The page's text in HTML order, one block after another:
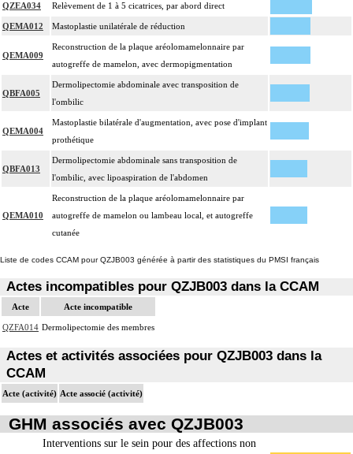
QZEA034 Relèvement de 1 à 5 cicatrices, par abord direct
QEMA012 Mastoplastie unilatérale de réduction
QEMA009
Reconstruction de la plaque aréolomamelonnaire par
autogreffe de mamelon, avec dermopigmentation
QBFA005
Dermolipectomie abdominale avec transposition de
l'ombilic
QEMA004
Mastoplastie bilatérale d'augmentation, avec pose d'implant
prothétique
QBFA013
Dermolipectomie abdominale sans transposition de
l'ombilic, avec lipoaspiration de l'abdomen
QEMA010
Reconstruction de la plaque aréolomamelonnaire par
autogreffe de mamelon ou lambeau local, et autogreffe
cutanée
Liste de codes CCAM pour QZJB003 générée à partir des statistiques du PMSI français
Actes incompatibles pour QZJB003 dans la CCAM
Acte Acte incompatible
QZFA014 Dermolipectomie des membres
Actes et activités associées pour QZJB003 dans la
CCAM
Acte (activité) Acte associé (activité)
GHM associés avec QZJB003
Interventions sur le sein pour des affections non